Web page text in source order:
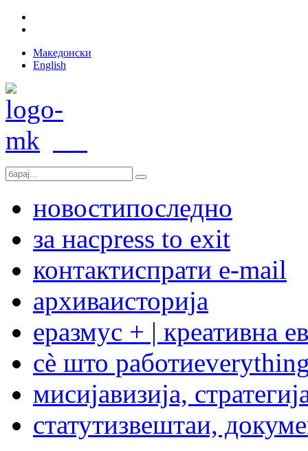
Македонски
English
новостипоследно
за насpress to exit
контактиспрати e-mail
архиваисторија
еразмус + | креативна
сѐ што работи
мисијавизија,
статутизвештаи,